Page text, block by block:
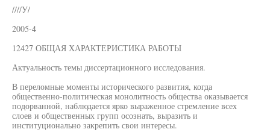
////У/
2005-4
12427 ОБЩАЯ ХАРАКТЕРИСТИКА РАБОТЫ
Актуальность темы диссертационного исследования.
В переломные моменты исторического развития, когда
общественно-политическая монолитность общества оказывается
подорванной, наблюдается ярко выраженное стремление всех
слоев и общественных групп осознать, выразить и
институционально закрепить свои интересы.